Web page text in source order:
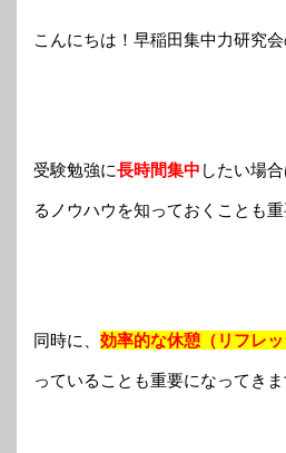
こんにちは！早稲田集中力研究会
受験勉強に長時間集中 したい場
るノウハウを知っておくことも重
同時に、 効率的な休憩（リフレ
っていることも重要になってきま